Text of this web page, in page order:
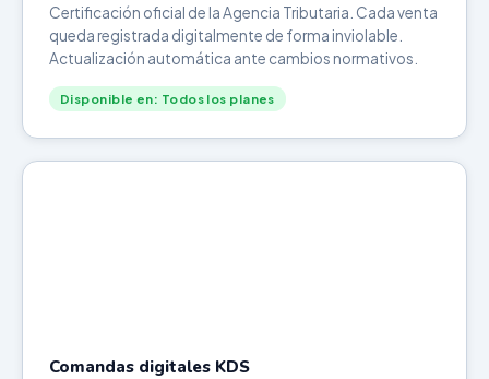
Certificación oficial de la Agencia Tributaria. Cada venta
queda registrada digitalmente de forma inviolable.
Actualización automática ante cambios normativos.
Disponible en: Todos los planes
Comandas digitales KDS